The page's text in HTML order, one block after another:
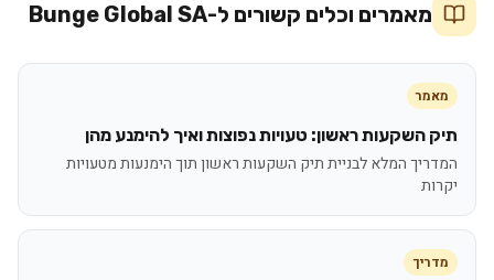
מאמרים וכלים קשורים ל-Bunge Global SA
מאמר
תיק השקעות ראשון: טעויות נפוצות ואיך להימנע מהן
המדריך המלא לבניית תיק השקעות ראשון תוך הימנעות מטעויות
יקרות
מדריך